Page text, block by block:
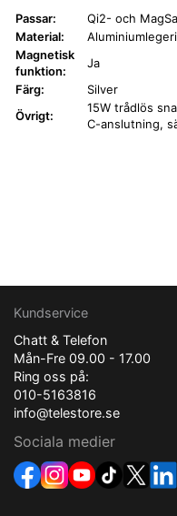
Passar:
Qi2- och
Material:
Magnetisk
funktion:
Ja
Färg:
Silver
Övrigt:
15W trådlös
C-anslutning,
Kundservice
Chatt & Telefon
Mån-Fre 09.00 - 17.00
Ring oss på:
010-5163816
info@telestore.se
Sociala medier